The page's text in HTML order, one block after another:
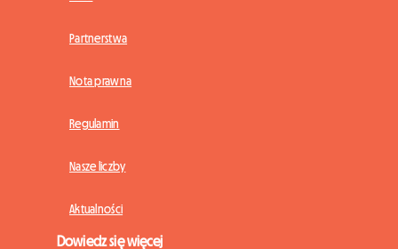
Partnerstwa
Nota prawna
Regulamin
Nasze liczby
Aktualności
Dowiedz się więcej